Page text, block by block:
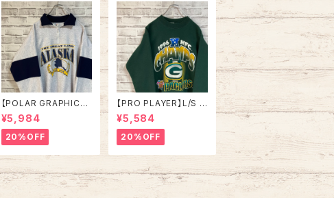
【POLAR GRAPHICS】
L/S HalfZip Sweat X
L Made in USA 90s
“ALASKA” スーベニア
ハーフジップスウェット
トレーナー アラスカ お
ンテージ アメリカ USA
古着
¥5,984
20%OFF
【PRO PLAYER】L/S S
weat L相当 90s Mad
e in USA “PACKERS”
NFL チームモノ スウェ
ット トレーナー USA製
チームロゴ 1996 CHA
メリカ USA 古着
¥5,584
20%OFF